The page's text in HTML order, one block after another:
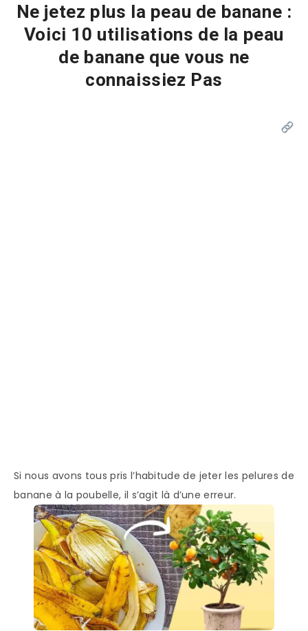
Ne jetez plus la peau de banane :
Voici 10 utilisations de la peau
de banane que vous ne
connaissiez Pas
Si nous avons tous pris l’habitude de jeter les pelures de
banane à la poubelle, il s’agit là d’une erreur.